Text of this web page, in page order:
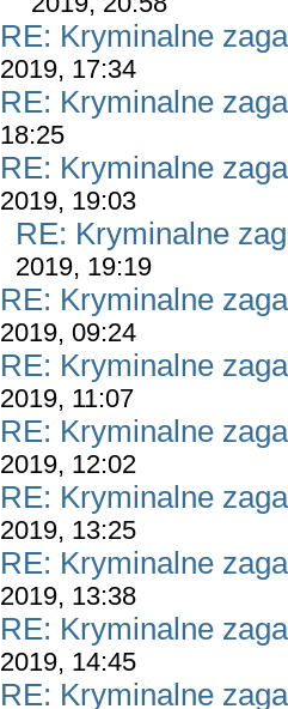
RE: Kryminalne
2019, 17:34
RE: Kryminalne
18:25
RE: Kryminalne
2019, 19:03
RE: Kryminalne
2019, 19:19
RE: Kryminalne
2019, 09:24
RE: Kryminalne
2019, 11:07
RE: Kryminalne
2019, 12:02
RE: Kryminalne
2019, 13:25
RE: Kryminalne
2019, 13:38
RE: Kryminalne
2019, 14:45
RE: Kryminalne